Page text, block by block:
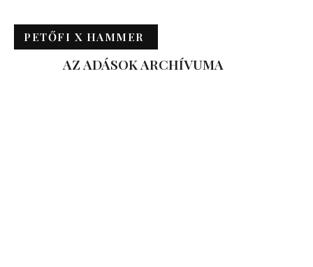
PETŐFI X HAMMER
AZ ADÁSOK ARCHÍVUMA